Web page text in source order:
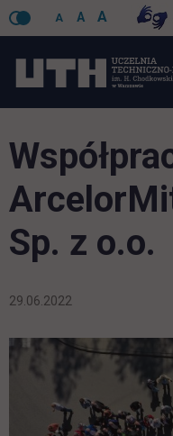
A A A
Sp. z o.o.
29.06.2022